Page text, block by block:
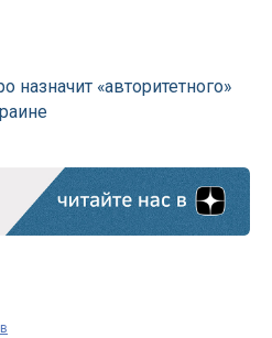
назначит «авторитетного»